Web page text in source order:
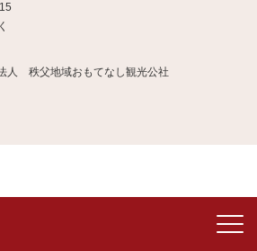
人 秩父地域おもてなし観光公社